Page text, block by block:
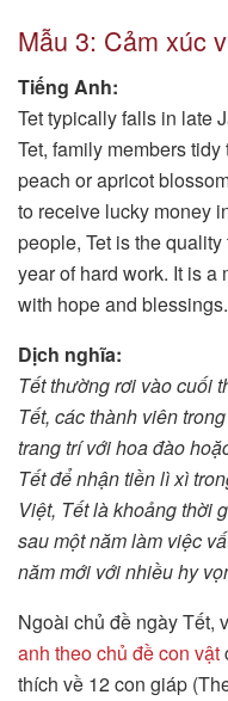
Mẫu 3: Cảm xúc
Tiếng Anh:
Tet typically falls in late
Tet, family members
peach or apricot
to receive lucky money
people, Tet is the
year of hard work. It is a
with hope and blessings.
Dịch nghĩa:
Tết thường rơi vào cuối
Tết, các thành viên
trang trí với hoa đào
Tết để nhận tiền lì xì
Việt, Tết là khoảng thời
sau một năm làm việc
năm mới với nhiều hy
Ngoài chủ đề ngày Tết,
anh theo chủ đề con vật
thích về 12 con giáp